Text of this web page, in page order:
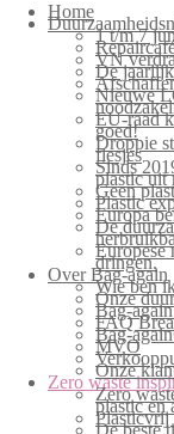
Home
1 t/m 7
VN
De
Nieuwe
EU-raad
goed!
Droppie
flesjes
Sinds
plastic uit
Geen
Plastic
Europa
De
Europese
dringen.
Over Bag-again
Wie ben
Onze
Bag-
FAQ
Bag-
MVO
Onze
Zero waste
Zero
plastic en
Plasticvrij